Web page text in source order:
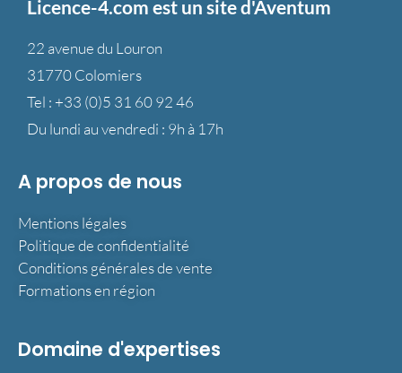
Licence-4.com est un site d'Aventum
22 avenue du Louron
31770 Colomiers
Tel : +33 (0)5 31 60 92 46
Du lundi au vendredi : 9h à 17h
A propos de nous
Mentions légales
Politique de confidentialité
Conditions générales de vente
Formations en région
Domaine d'expertises